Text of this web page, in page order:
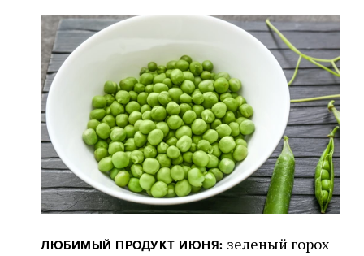
ЛЮБИМЫЙ ПРОДУКТ ИЮНЯ: зеленый горох